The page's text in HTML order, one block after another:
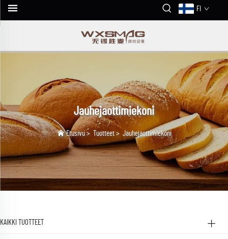
FI
Jauhejaottimiekoni
Etusivu> Tuotteet> Jauhejaottimiekoni
KAIKKI TUOTTEET